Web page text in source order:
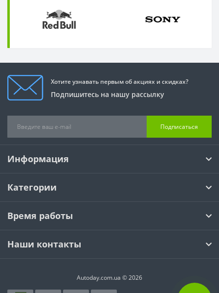
Хотите узнавать первым об акциях и скидках?
Подпишитесь на нашу рассылку
Подписаться
Информация
Категории
Время работы
Наши контакты
Autoday.com.ua © 2026